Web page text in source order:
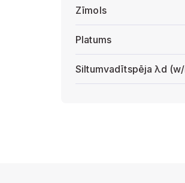
Zīmols
Platums
Siltumvadītspēja λd